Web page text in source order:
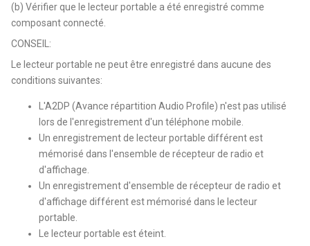
(b) Vérifier que le lecteur portable a été enregistré comme
composant connecté.
CONSEIL:
Le lecteur portable ne peut être enregistré dans aucune des
conditions suivantes:
L'A2DP (Avance répartition Audio Profile) n'est pas utilisé
lors de l'enregistrement d'un téléphone mobile.
Un enregistrement de lecteur portable différent est
mémorisé dans l'ensemble de récepteur de radio et
d'affichage.
Un enregistrement d'ensemble de récepteur de radio et
d'affichage différent est mémorisé dans le lecteur
portable.
Le lecteur portable est éteint.